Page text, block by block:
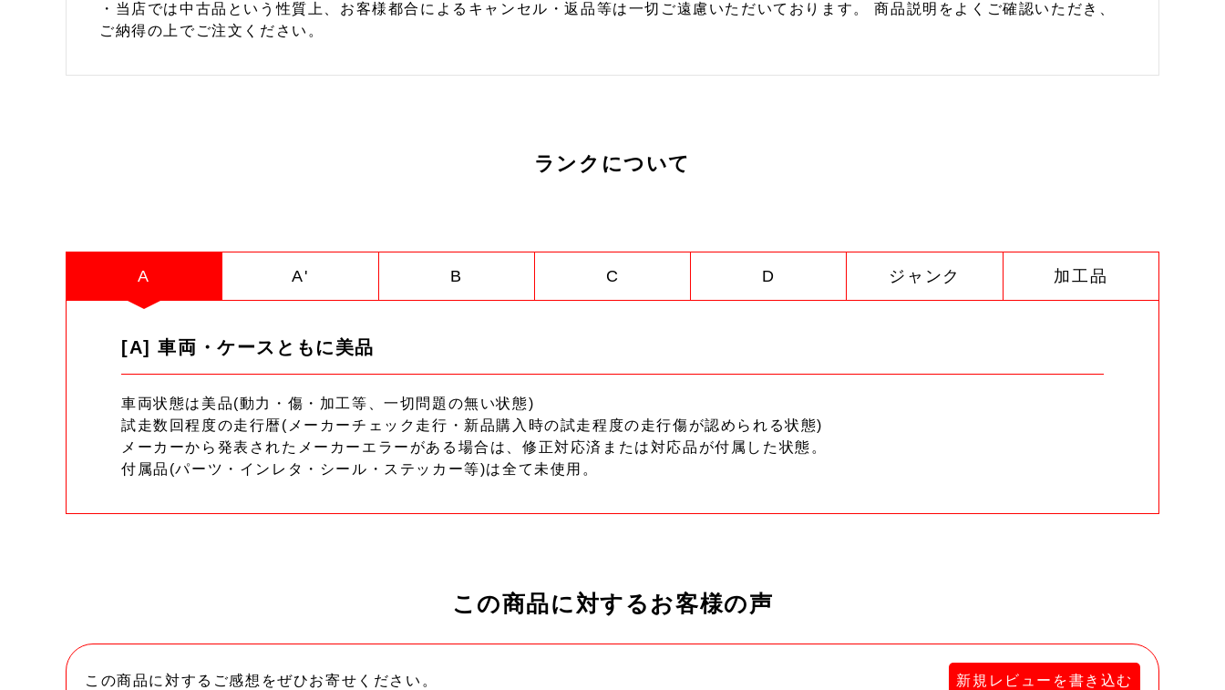
・当店では中古品という性質上、お客様都合によるキャンセル・返品等は一切ご遠慮いただいております。 商品説明をよくご確認いただき、
ご納得の上でご注文ください。
ランクについて
A A' B C D ジャンク 加工品
[A] 車両・ケースともに美品
車両状態は美品(動力・傷・加工等、一切問題の無い状態)
試走数回程度の走行暦(メーカーチェック走行・新品購入時の試走程度の走行傷が認められる状態)
メーカーから発表されたメーカーエラーがある場合は、修正対応済または対応品が付属した状態。
付属品(パーツ・インレタ・シール・ステッカー等)は全て未使用。
この商品に対するお客様の声
この商品に対するご感想をぜひお寄せください。 新規レビューを書き込む